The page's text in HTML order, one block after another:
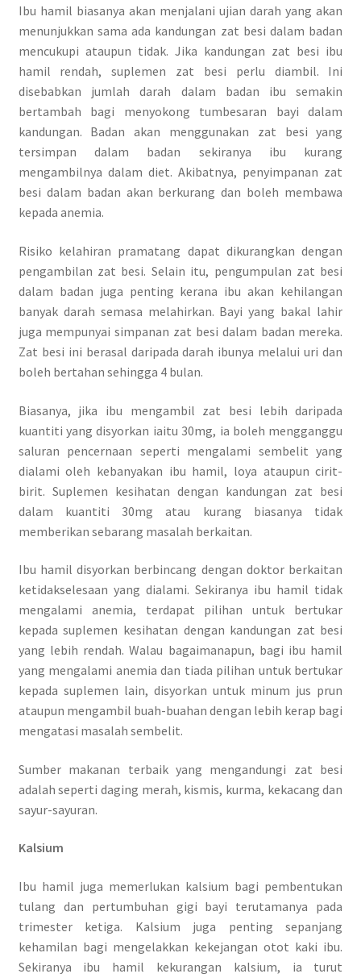
Ibu hamil biasanya akan menjalani ujian darah yang akan
menunjukkan sama ada kandungan zat besi dalam badan
mencukupi ataupun tidak. Jika kandungan zat besi ibu
hamil rendah, suplemen zat besi perlu diambil. Ini
disebabkan jumlah darah dalam badan ibu semakin
bertambah bagi menyokong tumbesaran bayi dalam
kandungan. Badan akan menggunakan zat besi yang
tersimpan dalam badan sekiranya ibu kurang
mengambilnya dalam diet. Akibatnya, penyimpanan zat
besi dalam badan akan berkurang dan boleh membawa
kepada anemia.
Risiko kelahiran pramatang dapat dikurangkan dengan
pengambilan zat besi. Selain itu, pengumpulan zat besi
dalam badan juga penting kerana ibu akan kehilangan
banyak darah semasa melahirkan. Bayi yang bakal lahir
juga mempunyai simpanan zat besi dalam badan mereka.
Zat besi ini berasal daripada darah ibunya melalui uri dan
boleh bertahan sehingga 4 bulan.
Biasanya, jika ibu mengambil zat besi lebih daripada
kuantiti yang disyorkan iaitu 30mg, ia boleh mengganggu
saluran pencernaan seperti mengalami sembelit yang
dialami oleh kebanyakan ibu hamil, loya ataupun cirit-
birit. Suplemen kesihatan dengan kandungan zat besi
dalam kuantiti 30mg atau kurang biasanya tidak
memberikan sebarang masalah berkaitan.
Ibu hamil disyorkan berbincang dengan doktor berkaitan
ketidakselesaan yang dialami. Sekiranya ibu hamil tidak
mengalami anemia, terdapat pilihan untuk bertukar
kepada suplemen kesihatan dengan kandungan zat besi
yang lebih rendah. Walau bagaimanapun, bagi ibu hamil
yang mengalami anemia dan tiada pilihan untuk bertukar
kepada suplemen lain, disyorkan untuk minum jus prun
ataupun mengambil buah-buahan dengan lebih kerap bagi
mengatasi masalah sembelit.
Sumber makanan terbaik yang mengandungi zat besi
adalah seperti daging merah, kismis, kurma, kekacang dan
sayur-sayuran.
Kalsium
Ibu hamil juga memerlukan kalsium bagi pembentukan
tulang dan pertumbuhan gigi bayi terutamanya pada
trimester ketiga. Kalsium juga penting sepanjang
kehamilan bagi mengelakkan kekejangan otot kaki ibu.
Sekiranya ibu hamil kekurangan kalsium, ia turut